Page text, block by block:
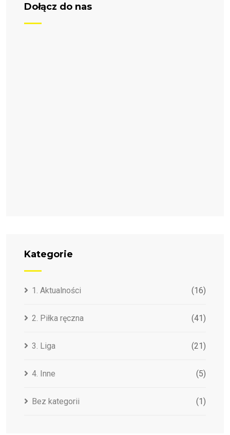
Dołącz do nas
Kategorie
1. Aktualności (16)
2. Piłka ręczna (41)
3. Liga (21)
4. Inne (5)
Bez kategorii (1)